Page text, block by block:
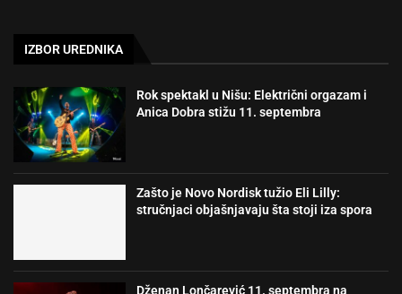
IZBOR UREDNIKA
Rok spektakl u Nišu: Električni orgazam i
Anica Dobra stižu 11. septembra
Zašto je Novo Nordisk tužio Eli Lilly:
stručnjaci objašnjavaju šta stoji iza spora
Dženan Lončarević 11. septembra na